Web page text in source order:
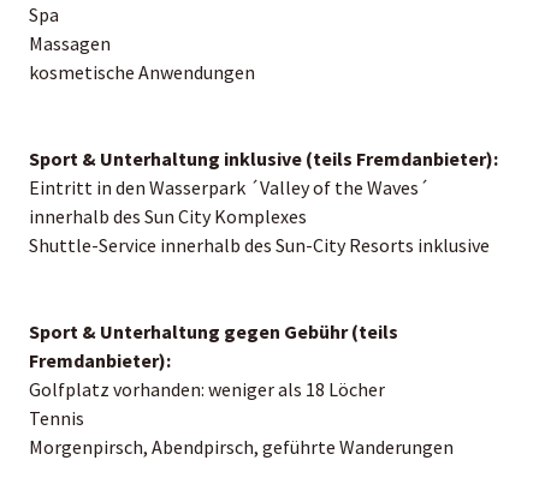
Spa
Massagen
kosmetische Anwendungen
Sport & Unterhaltung inklusive (teils Fremdanbieter):
Eintritt in den Wasserpark ´Valley of the Waves´
innerhalb des Sun City Komplexes
Shuttle-Service innerhalb des Sun-City Resorts inklusive
Sport & Unterhaltung gegen Gebühr (teils
Fremdanbieter):
Golfplatz vorhanden: weniger als 18 Löcher
Tennis
Morgenpirsch, Abendpirsch, geführte Wanderungen